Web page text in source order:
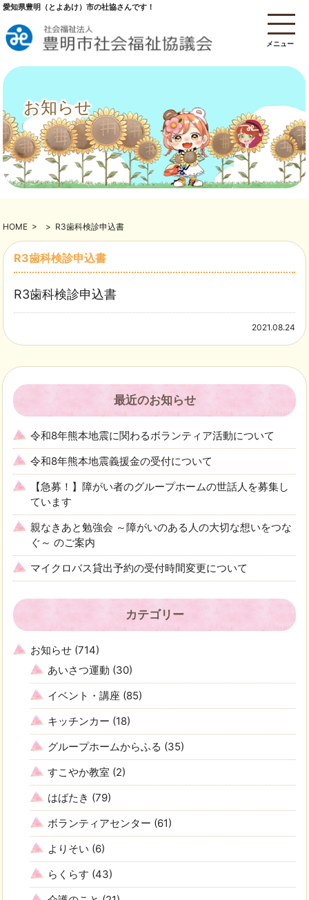
メニュー
愛知県豊明（とよあけ）市の社協さんです！
お知らせ
HOME > > R3歯科検診申込書
R3歯科検診申込書
R3歯科検診申込書
2021.08.24
最近のお知らせ
令和8年熊本地震に関わるボランティア活動について
令和8年熊本地震義援金の受付について
【急募！】障がい者のグループホームの世話人を募集し
ています
親なきあと勉強会 ～障がいのある人の大切な想いをつな
ぐ～ のご案内
マイクロバス貸出予約の受付時間変更について
カテゴリー
お知らせ (714)
あいさつ運動 (30)
イベント・講座 (85)
キッチンカー (18)
グループホームからふる (35)
すこやか教室 (2)
はばたき (79)
ボランティアセンター (61)
よりそい (6)
らくらす (43)